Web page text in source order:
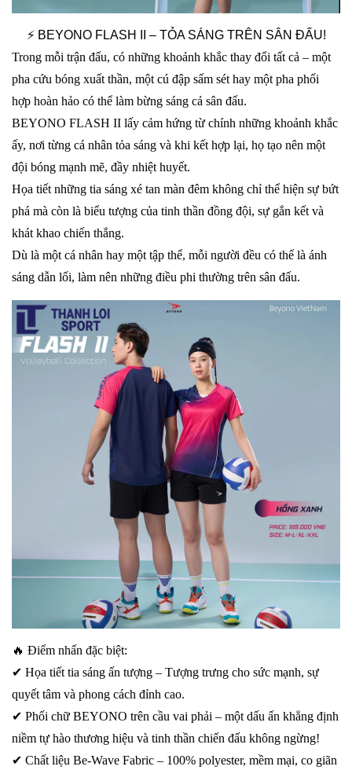
⚡ BEYONO FLASH II – TỎA SÁNG TRÊN SÂN ĐẤU!
Trong mỗi trận đấu, có những khoảnh khắc thay đổi tất cả – một
pha cứu bóng xuất thần, một cú đập sấm sét hay một pha phối
hợp hoàn hảo có thể làm bừng sáng cả sân đấu.
BEYONO FLASH II lấy cảm hứng từ chính những khoảnh khắc
ấy, nơi từng cá nhân tỏa sáng và khi kết hợp lại, họ tạo nên một
đội bóng mạnh mẽ, đầy nhiệt huyết.
Họa tiết những tia sáng xé tan màn đêm không chỉ thể hiện sự bứt
phá mà còn là biểu tượng của tinh thần đồng đội, sự gắn kết và
khát khao chiến thắng.
Dù là một cá nhân hay một tập thể, mỗi người đều có thể là ánh
sáng dẫn lối, làm nên những điều phi thường trên sân đấu.
🔥 Điểm nhấn đặc biệt:
✔ Họa tiết tia sáng ấn tượng – Tượng trưng cho sức mạnh, sự
quyết tâm và phong cách đỉnh cao.
✔ Phối chữ BEYONO trên cầu vai phải – một dấu ấn khẳng định
niềm tự hào thương hiệu và tinh thần chiến đấu không ngừng!
✔ Chất liệu Be-Wave Fabric – 100% polyester, mềm mại, co giãn